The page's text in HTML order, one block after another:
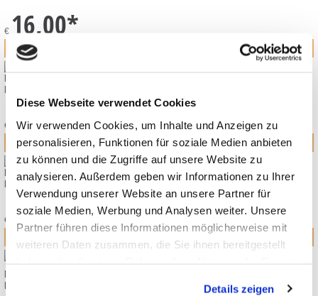
Diese Webseite verwendet Cookies
Wir verwenden Cookies, um Inhalte und Anzeigen zu
personalisieren, Funktionen für soziale Medien anbieten
zu können und die Zugriffe auf unsere Website zu
analysieren. Außerdem geben wir Informationen zu Ihrer
Verwendung unserer Website an unsere Partner für
soziale Medien, Werbung und Analysen weiter. Unsere
Partner führen diese Informationen möglicherweise mit
weiteren Daten zusammen, die Sie ihnen bereitgestellt
Details zeigen
€ 16,00*
MOUNTAIN BUGGY FUSSSACK CAVIAR
KOLLEKTION 2026
€ 89,00*
MOUNTAIN BUGGY TRAVEL BAG XL
KOLLEKTION 2026
€ 109,00*
MOUNTAIN BUGGY URBAN JUNGLE V4 /TERRAIN V4 REGENSCHUTZ
KOLLEKTION 2026